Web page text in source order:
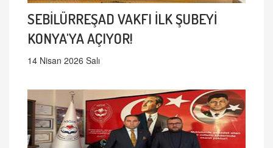
SEBİLÜRREŞAD VAKFI İLK ŞUBEYİ
KONYA'YA AÇIYOR!
14 Nisan 2026 Salı